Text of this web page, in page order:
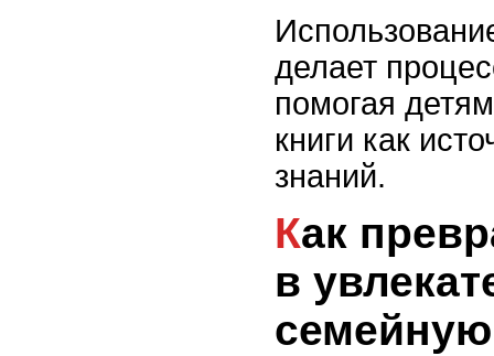
делает
помогая
книги как
знаний.
Как превратить чтение
в